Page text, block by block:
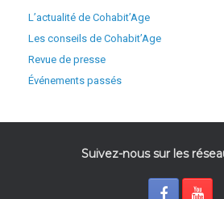
L’actualité de Cohabit’Age
Les conseils de Cohabit’Age
Revue de presse
Événements passés
Suivez-nous sur les